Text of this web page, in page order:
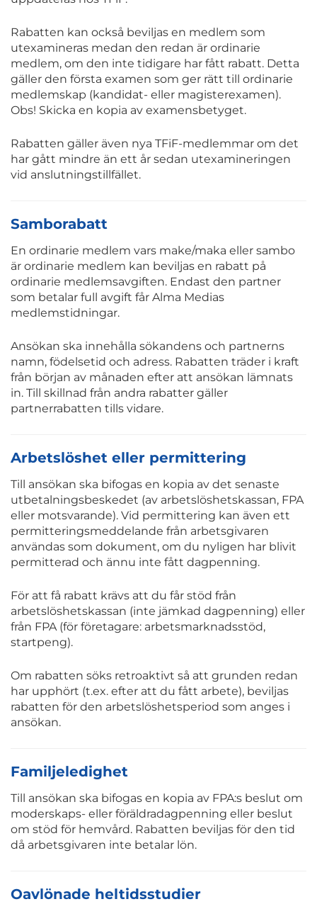
Rabatten kan också beviljas en medlem som
utexamineras medan den redan är ordinarie
medlem, om den inte tidigare har fått rabatt. Detta
gäller den första examen som ger rätt till ordinarie
medlemskap (kandidat- eller magisterexamen).
Obs! Skicka en kopia av examensbetyget.
Rabatten gäller även nya TFiF-medlemmar om det
har gått mindre än ett år sedan utexamineringen
vid anslutningstillfället.
Samborabatt
En ordinarie medlem vars make/maka eller sambo
är ordinarie medlem kan beviljas en rabatt på
ordinarie medlemsavgiften. Endast den partner
som betalar full avgift får Alma Medias
medlemstidningar.
Ansökan ska innehålla sökandens och partnerns
namn, födelsetid och adress. Rabatten träder i kraft
från början av månaden efter att ansökan lämnats
in. Till skillnad från andra rabatter gäller
partnerrabatten tills vidare.
Arbetslöshet eller permittering
Till ansökan ska bifogas en kopia av det senaste
utbetalningsbeskedet (av arbetslöshetskassan, FPA
eller motsvarande). Vid permittering kan även ett
permitteringsmeddelande från arbetsgivaren
användas som dokument, om du nyligen har blivit
permitterad och ännu inte fått dagpenning.
För att få rabatt krävs att du får stöd från
arbetslöshetskassan (inte jämkad dagpenning) eller
från FPA (för företagare: arbetsmarknadsstöd,
startpeng).
Om rabatten söks retroaktivt så att grunden redan
har upphört (t.ex. efter att du fått arbete), beviljas
rabatten för den arbetslöshetsperiod som anges i
ansökan.
Familjeledighet
Till ansökan ska bifogas en kopia av FPA:s beslut om
moderskaps- eller föräldradagpenning eller beslut
om stöd för hemvård. Rabatten beviljas för den tid
då arbetsgivaren inte betalar lön.
Oavlönade heltidsstudier